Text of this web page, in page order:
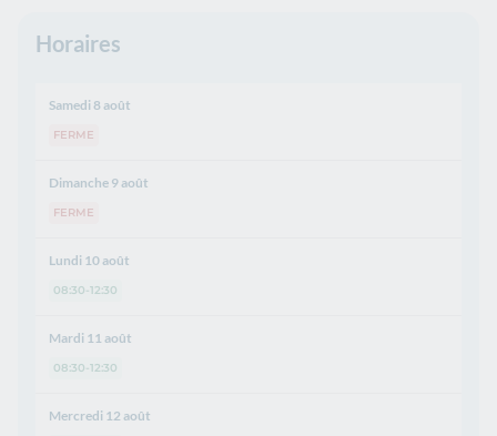
Horaires
Samedi 8 août
FERME
Dimanche 9 août
FERME
Lundi 10 août
08:30-12:30
Mardi 11 août
08:30-12:30
Mercredi 12 août